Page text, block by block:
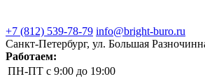
+7 (812) 539-78-79 info@bright-buro.ru
Санкт-Петербург, ул. Большая
Работаем:
ПН-ПТ с 9:00 до 19:00